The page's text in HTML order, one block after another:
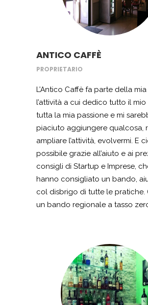
ANTICO CAFFÈ
PROPRIETARIO
L’Antico Caffè fa parte della mia
l’attività a cui dedico tutto il
tutta la mia passione e mi
piaciuto aggiungere qualcosa,
ampliare l’attività, evolvermi. E
possibile grazie all’aiuto e ai
consigli di Startup e Imprese,
hanno consigliato un bando,
col disbrigo di tutte le pratiche.
un bando regionale a tasso
acquistato la cucina per
alla gastronomia. Grazie Startup